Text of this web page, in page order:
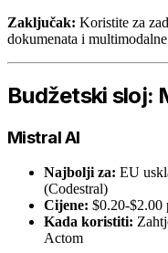
Zaključak: Koristite za
dokumenata i
Budžetski sloj:
Mistral AI
Najbolji za: EU
(Codestral)
Cijene: $0.20-$2.00
Kada koristiti:
Actom